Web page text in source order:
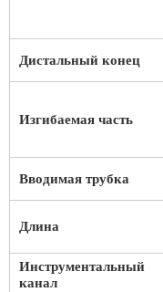
Дистальный конец
Изгибаемая часть
Вводимая трубка
Длина
Инструментальный
канал